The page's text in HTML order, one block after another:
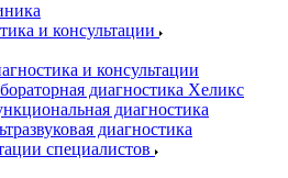
и консультации
и консультации
диагностика Хеликс
диагностика
диагностика
специалистов